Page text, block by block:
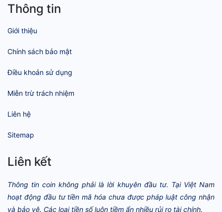
Thông tin
Giới thiệu
Chính sách bảo mật
Điều khoản sử dụng
Miễn trừ trách nhiệm
Liên hệ
Sitemap
Liên kết
Thông tin coin không phải là lời khuyên đầu tư. Tại Việt Nam
hoạt động đầu tư tiền mã hóa chưa được pháp luật công nhận
và bảo vệ. Các loại tiền số luôn tiềm ẩn nhiều rủi ro tài chính.